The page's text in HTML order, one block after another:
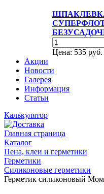
Цена: 535 руб.
Акции
Новости
Галерея
Информация
Статьи
Калькулятор
Главная страница
Каталог
Пена, клеи и герметики
Герметики
Силиконовые герметики
Герметик силиконовый